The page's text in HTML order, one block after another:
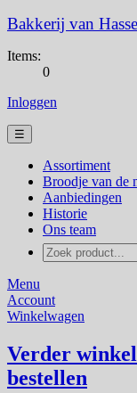
Bakkerij van
Items:
0
Inloggen
☰
Assortiment
Broodje van de
Aanbiedingen
Historie
Ons team
Menu
Account
Winkelwagen
Verder
bestellen